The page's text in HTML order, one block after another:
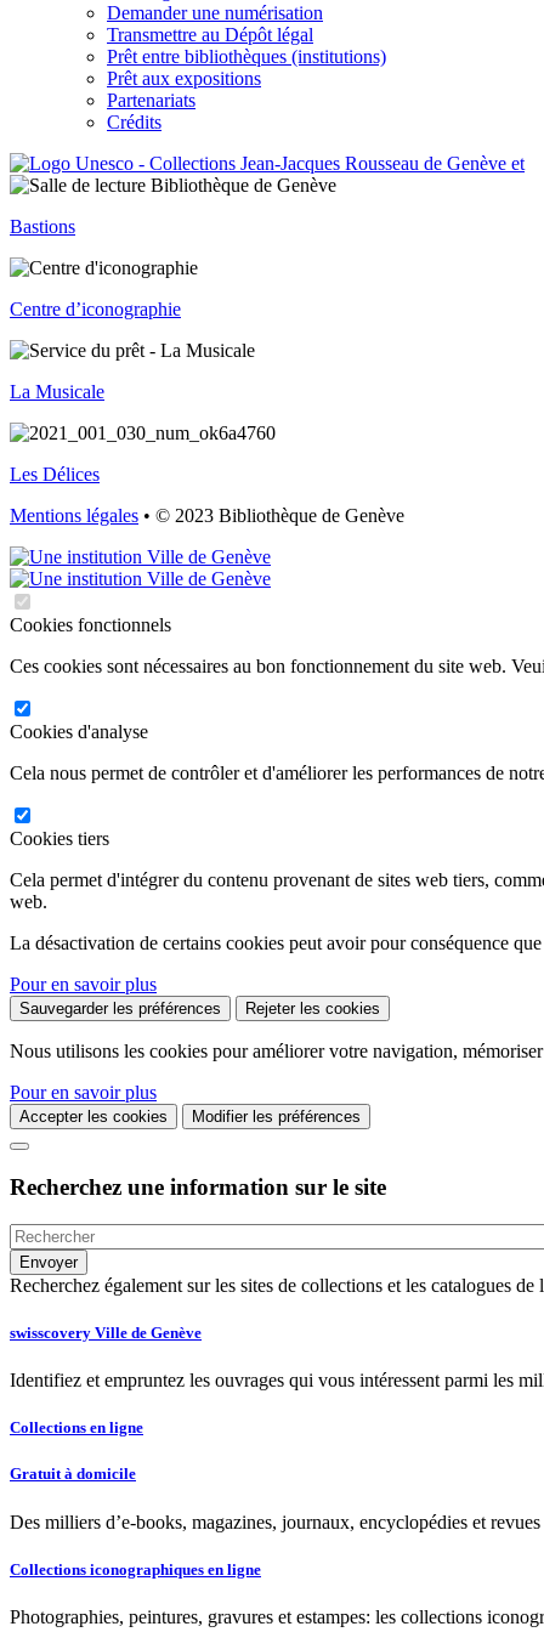
Demander une numérisation
Transmettre au Dépôt légal
Prêt entre bibliothèques (institutions)
Prêt aux expositions
Partenariats
Crédits
Bastions
Centre d’iconographie
La Musicale
Les Délices
Mentions légales • © 2023 Bibliothèque de Genève
Cookies fonctionnels
Ces cookies sont nécessaires au bon fonctionnement du site web.
Cookies d'analyse
Cela nous permet de contrôler et d'améliorer les performances de
Cookies tiers
Cela permet d'intégrer du contenu provenant de sites web tiers,
web.
La désactivation de certains cookies peut avoir pour conséquence
Pour en savoir plus
Sauvegarder les préférences Rejeter les cookies
Nous utilisons les cookies pour améliorer votre navigation,
Pour en savoir plus
Accepter les cookies Modifier les préférences
Recherchez une information sur le site
Recherchez également sur les sites de collections et les catalogues
swisscovery Ville de Genève
Identifiez et empruntez les ouvrages qui vous intéressent parmi les
Collections en ligne
Gratuit à domicile
Des milliers d’e-books, magazines, journaux, encyclopédies et
Collections iconographiques en ligne
Photographies, peintures, gravures et estampes: les collections